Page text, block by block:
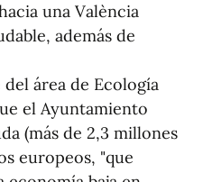
una València
además de
área de Ecología
el Ayuntamiento
(más de 2,3 millones
europeos, "que